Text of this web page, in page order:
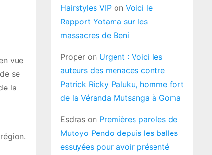
vue
se
la
Hairstyles VIP on Voici le
Rapport Yotama sur les
massacres de Beni
Proper on Urgent : Voici les
auteurs des menaces contre
Patrick Ricky Paluku, homme fort
de la Véranda Mutsanga à Goma
Esdras on Premières paroles de
Mutoyo Pendo depuis les balles
essuyées pour avoir présenté